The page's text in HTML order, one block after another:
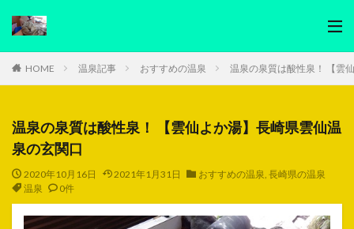
HOME 温泉記事 おすすめの温泉 温泉の泉質は酸性泉！ 【雲
温泉の泉質は酸性泉！ 【雲仙よか湯】長崎県雲仙温
泉の玄関口
2020年10月16日 2021年1月31日 おすすめの温泉, 長崎県の温泉
温泉
0件